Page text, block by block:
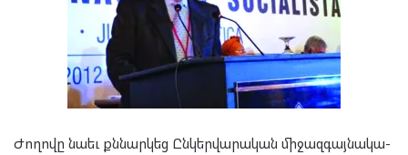
Ժո­ղո­վը նա­եւ քննար­կեց Ըն­կեր­վա­րա­կան մի­ջազ­գայ­նա­կա­